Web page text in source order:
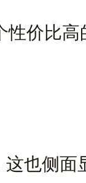
价比高
也侧面